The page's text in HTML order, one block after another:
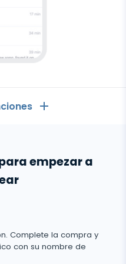
Celular en mi Celular
empezar a
Complete la compra y
con su nombre de